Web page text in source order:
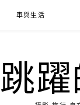
車與生活
跳